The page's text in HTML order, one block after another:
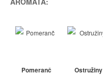
Pomeranč Ostružiny